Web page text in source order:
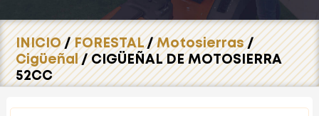
INICIO/FORESTAL/Motosierras/
Cigüeñal/ CIGÜEÑAL DE MOTOSIERRA
52CC